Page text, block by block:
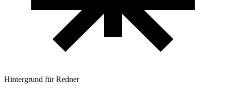
Hintergrund für Redner